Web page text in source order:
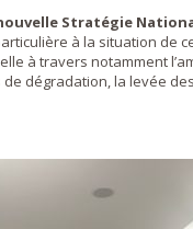
Stratégie
à la situation de
à travers notamment
dégradation, la levée